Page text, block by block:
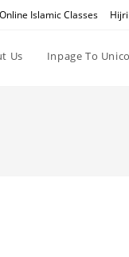
Online Islamic Classes
Us Inpage To